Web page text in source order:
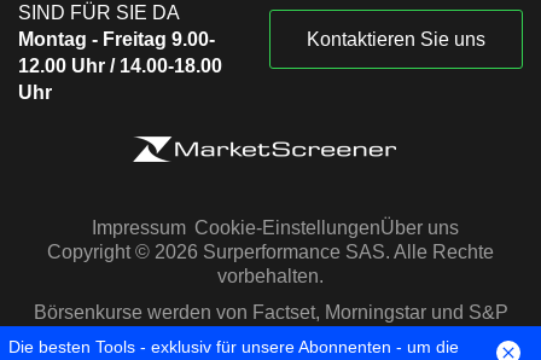
SIND FÜR SIE DA
Montag - Freitag 9.00-
12.00 Uhr / 14.00-18.00
Uhr
Kontaktieren Sie uns
Impressum Cookie-EinstellungenÜber uns
Copyright © 2026 Surperformance SAS. Alle Rechte
vorbehalten.
Börsenkurse werden von Factset, Morningstar und S&P
Capital IQ zur Verfügung gestellt
Die besten Tools - exklusiv für unsere Abonnenten - um die